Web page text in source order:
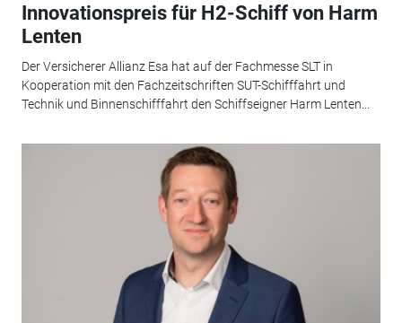
Innovationspreis für H2-Schiff von Harm
Lenten
Der Versicherer Allianz Esa hat auf der Fachmesse SLT in
Kooperation mit den Fachzeitschriften SUT-Schifffahrt und
Technik und Binnenschifffahrt den Schiffseigner Harm Lenten...